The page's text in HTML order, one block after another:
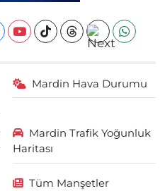
Mardin Hava Durumu
Mardin Trafik Yoğunluk
Haritası
Tüm Manşetler